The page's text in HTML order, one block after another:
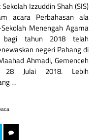
Izzuddin Shah (SIS)
acara Perbahasan ala
Menengah Agama
bagi tahun 2018 telah
negeri Pahang di
Ahmadi, Gemenceh
28 Julai 2018. Lebih
…